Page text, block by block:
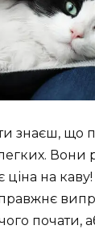
знаєш, що
Вони
на
почати,